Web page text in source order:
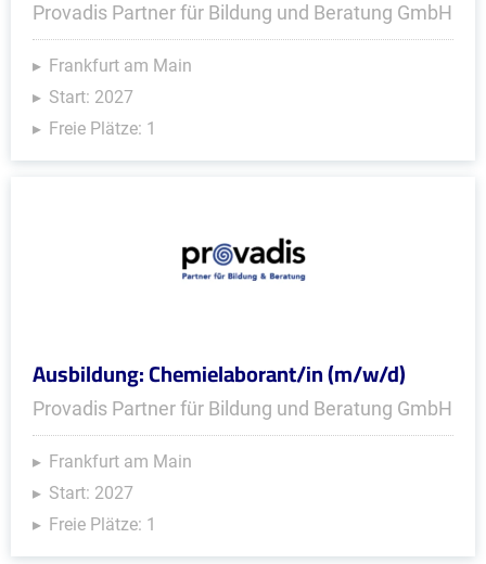
Provadis Partner für Bildung und Beratung GmbH
Frankfurt am Main
Start: 2027
Freie Plätze: 1
Ausbildung: Chemielaborant/in (m/w/d)
Provadis Partner für Bildung und Beratung GmbH
Frankfurt am Main
Start: 2027
Freie Plätze: 1